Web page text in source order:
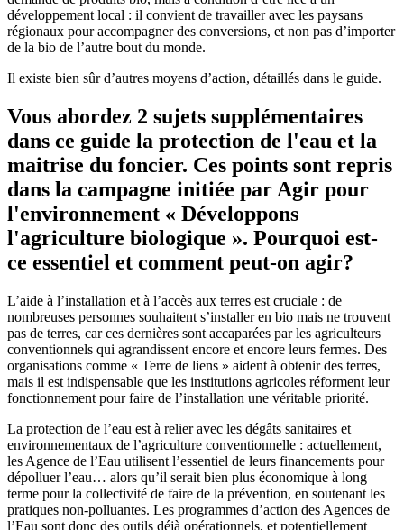
développement local : il convient de travailler avec les paysans
régionaux pour accompagner des conversions, et non pas d’importer
de la bio de l’autre bout du monde.
Il existe bien sûr d’autres moyens d’action, détaillés dans le guide.
Vous abordez 2 sujets supplémentaires
dans ce guide la protection de l'eau et la
maitrise du foncier. Ces points sont repris
dans la campagne initiée par Agir pour
l'environnement « Développons
l'agriculture biologique ». Pourquoi est-
ce essentiel et comment peut-on agir?
L’aide à l’installation et à l’accès aux terres est cruciale : de
nombreuses personnes souhaitent s’installer en bio mais ne trouvent
pas de terres, car ces dernières sont accaparées par les agriculteurs
conventionnels qui agrandissent encore et encore leurs fermes. Des
organisations comme « Terre de liens » aident à obtenir des terres,
mais il est indispensable que les institutions agricoles réforment leur
fonctionnement pour faire de l’installation une véritable priorité.
La protection de l’eau est à relier avec les dégâts sanitaires et
environnementaux de l’agriculture conventionnelle : actuellement,
les Agence de l’Eau utilisent l’essentiel de leurs financements pour
dépolluer l’eau… alors qu’il serait bien plus économique à long
terme pour la collectivité de faire de la prévention, en soutenant les
pratiques non-polluantes. Les programmes d’action des Agences de
l’Eau sont donc des outils déjà opérationnels, et potentiellement